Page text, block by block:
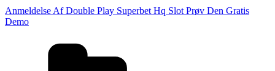
Anmeldelse Af Double Play Superbet Hq Slot Prøv Den Gratis
Demo